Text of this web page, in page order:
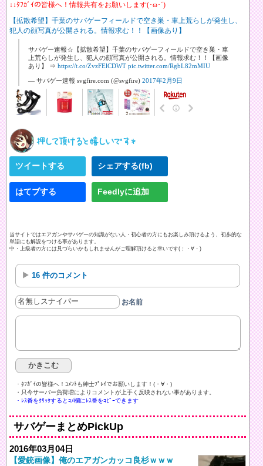
↓↓ﾀﾌｶﾞｲの皆様へ！情報共有をお願いします(･ω･´)
【拡散希望】千葉のサバゲーフィールドで空き巣・車上荒らしが発生し、
犯人の顔写真が公開される。情報求む！！【画像あり】
サバゲー速報☆【拡散希望】千葉のサバゲーフィールドで空き巣・車
上荒らしが発生し、犯人の顔写真が公開される。情報求む！！【画像
あり】 ⇒ https://t.co/ZvzFElCDWT pic.twitter.com/RgbL82mMIU
— サバゲー速報 svgfire.com (@svgfire) 2017年2月9日
ツイートする シェアする(fb)
はてブする Feedlyに追加
当サイトではエアガンやサバゲーの知識がない人・初心者の方にもお楽しみ頂けるよう、初歩的な
単語にも解説をつける事があります。
中・上級者の方には見づらいかもしれませんがご理解頂けると幸いです(；・∀・)
16 件のコメント
お名前
・ﾀﾌｶﾞｲの皆様へ！ｺﾒﾝﾄも紳士ﾌﾟﾚｲでお願いします！(・∀・)ゞ
・只今サーバー負荷増によりコメントが上手く反映されない事があります。
・ﾚｽ番をｸﾘｯｸするとｺﾒ欄にﾚｽ番をｺﾋﾟｰできます
サバゲーまとめPickUp
2016年03月04日
【愛銃画像】俺のエアガンカッコ良杉ｗｗｗ